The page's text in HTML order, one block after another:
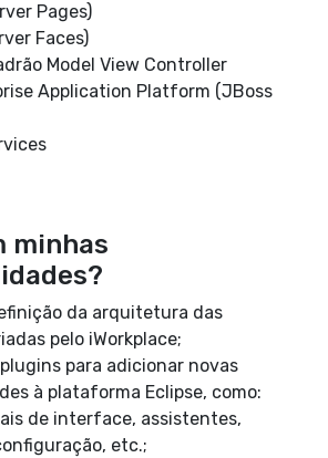
Pages)
Faces)
Model View Controller
Application Platform (JBoss
minhas
da arquitetura das
pelo iWorkplace;
para adicionar novas
à plataforma Eclipse, como:
de interface, assistentes,
etc.;